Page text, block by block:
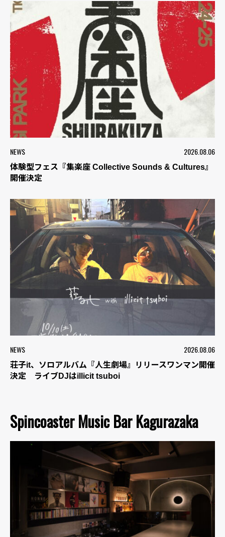
NEWS 2026.08.06
体験型フェス『集楽座 Collective Sounds & Cultures』
開催決定
NEWS 2026.08.06
荘子it、ソロアルバム『人生劇場』リリースワンマン開催
決定 ライブDJはillicit tsuboi
Spincoaster Music Bar Kagurazaka